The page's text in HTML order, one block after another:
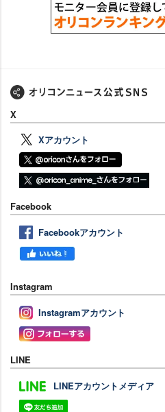
X
Xアカウント
Facebook
Facebookアカウント
Instagram
Instagramアカウント
LINE
LINEアカウントメディア